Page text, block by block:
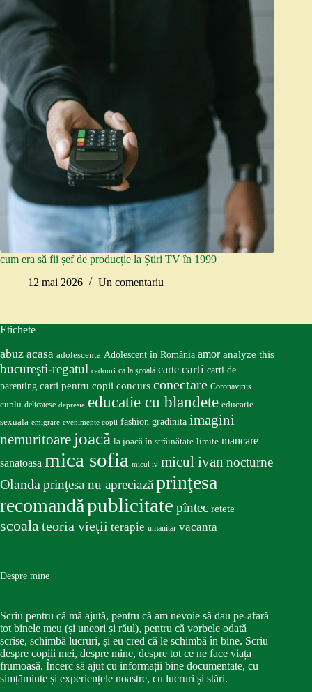
cum era să fii șef de producție la Știri TV în 1999
12 mai 2026
Un comentariu
Etichete
abuz acasa adolescenta Adolescent în România amor analyze this
bucureşti-regatul cadouri ca la școală carte carti carti de
parenting carti pentru copii concurs conectare Coronavirus
cuplu delicatese depresie educatie cu blandete educatie
sexuala emigrare evenimente copii fashion gradinita imagini
nemuritoare joacă la joacă în străinătate limite mancare
sanatoasa mica sofia micul iv micul ivan nocturne
Olanda prinţesa nu apreciază prinţesa
recomandăpublicitate pîntec retete
scoala teoria vieţii terapie umanitar vacanta
Despre mine
Scriu pentru că mă ajută, pentru că am nevoie să dau pe-afară
tot binele meu (și uneori și răul), pentru că vorbele odată
scrise, schimbă lucruri, și eu cred că le schimbă în bine. Scriu
despre copiii mei, despre mine, despre tot ce ne face viața
frumoasă. Încerc să ajut cu informații bine documentate, cu
simțăminte și experiențele noastre, cu lucruri și stări.